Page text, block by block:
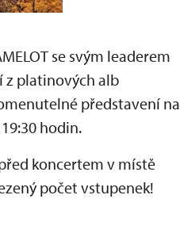
se svým leaderem
z platinových alb
představení na
hodin.
koncertem v místě
počet vstupenek!